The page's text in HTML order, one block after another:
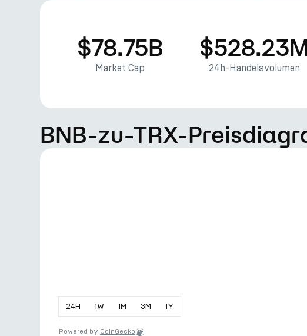
$78.75B
Market Cap 24h-Handelsvolumen
BNB-zu-TRX-
24H 1W 1M 3M 1Y
Powered by CoinGecko